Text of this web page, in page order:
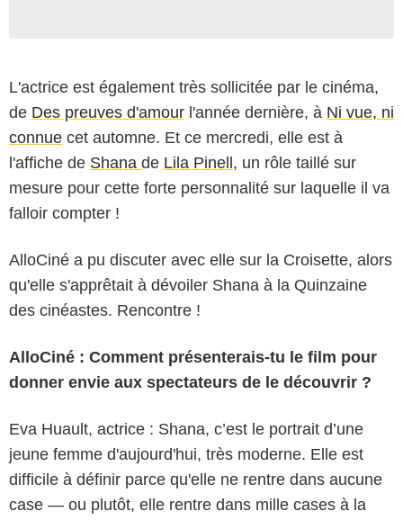
L'actrice est également très sollicitée par le cinéma,
de Des preuves d'amour l'année dernière, à Ni vue, ni
connue cet automne. Et ce mercredi, elle est à
l'affiche de Shana de Lila Pinell, un rôle taillé sur
mesure pour cette forte personnalité sur laquelle il va
falloir compter !
AlloCiné a pu discuter avec elle sur la Croisette, alors
qu'elle s'apprêtait à dévoiler Shana à la Quinzaine
des cinéastes. Rencontre !
AlloCiné : Comment présenterais-tu le film pour
donner envie aux spectateurs de le découvrir ?
Eva Huault, actrice : Shana, c’est le portrait d’une
jeune femme d'aujourd'hui, très moderne. Elle est
difficile à définir parce qu'elle ne rentre dans aucune
case — ou plutôt, elle rentre dans mille cases à la